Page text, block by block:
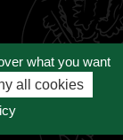
what you want
all cookies